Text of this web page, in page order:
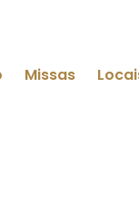
Missas